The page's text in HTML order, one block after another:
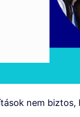
nem biztos,